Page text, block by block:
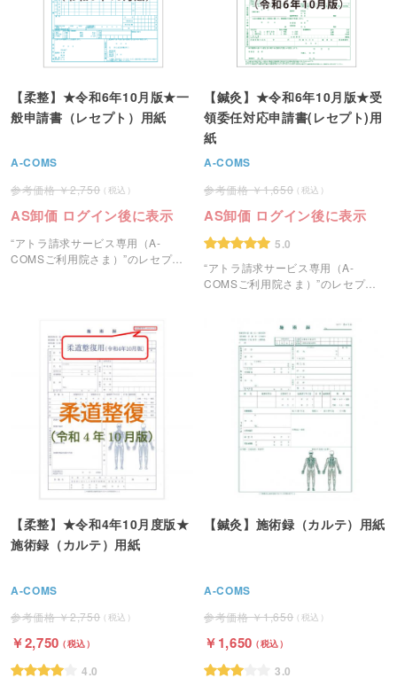
【柔整】★令和6年10月版★一
般申請書（レセプト）用紙
A-COMS
2,750
AS卸価 ログイン後に表示
“アトラ請求サービス専用（A-
COMSご利用院さま）”のレセプト
【鍼灸】★令和6年10月版★受
領委任対応申請書(レセプト)用
紙
A-COMS
1,650
AS卸価 ログイン後に表示
5.0
“アトラ請求サービス専用（A-
COMSご利用院さま）”のレセプト
【柔整】★令和4年10月度版★
施術録（カルテ）用紙
A-COMS
2,750
2,750
4.0
【鍼灸】施術録（カルテ）用紙
A-COMS
1,650
1,650
3.0